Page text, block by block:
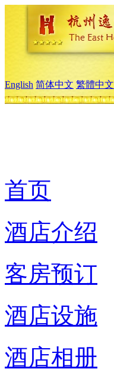
English 简体中文 繁體中文
首页
酒店介绍
客房预订
酒店设施
酒店相册